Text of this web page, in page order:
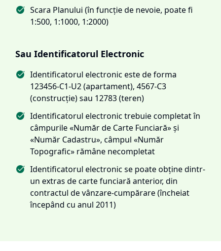
Scara Planului (în funcție de nevoie, poate fi
1:500, 1:1000, 1:2000)
Sau Identificatorul Electronic
Identificatorul electronic este de forma
123456-C1-U2 (apartament), 4567-C3
(construcție) sau 12783 (teren)
Identificatorul electronic trebuie completat în
câmpurile «Număr de Carte Funciară» și
«Număr Cadastru», câmpul «Număr
Topografic» rămâne necompletat
Identificatorul electronic se poate obține dintr-
un extras de carte funciară anterior, din
contractul de vânzare-cumpărare (încheiat
începând cu anul 2011)